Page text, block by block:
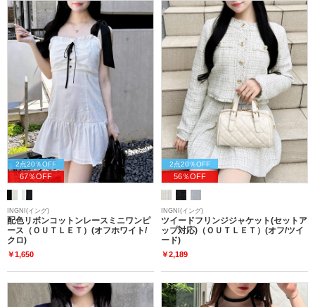
2点20％OFF
67％OFF
INGNI(イング)
配色リボンコットンレースミニワンピ
ース（ＯＵＴＬＥＴ）(オフホワイト/
クロ)
￥1,650
2点20％OFF
56％OFF
INGNI(イング)
ツイードフリンジジャケット(セットア
ップ対応)（ＯＵＴＬＥＴ）(オフ/ツイ
ード)
￥2,189